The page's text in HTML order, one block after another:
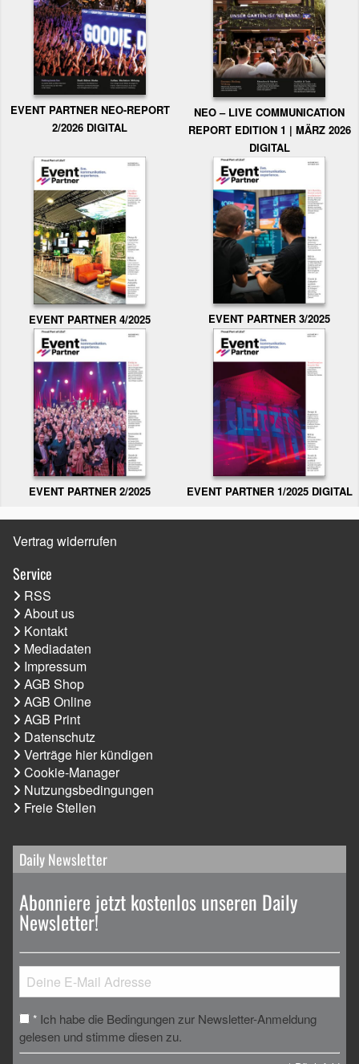
EVENT PARTNER NEO-REPORT
2/2026 DIGITAL
NEO – LIVE COMMUNICATION
REPORT EDITION 1 | MÄRZ 2026
DIGITAL
EVENT PARTNER 4/2025 EVENT PARTNER 3/2025
EVENT PARTNER 2/2025 EVENT PARTNER 1/2025 DIGITAL
Vertrag widerrufen
Service
RSS
About us
Kontakt
Mediadaten
Impressum
AGB Shop
AGB Online
AGB Print
Datenschutz
Verträge hier kündigen
Cookie-Manager
Nutzungsbedingungen
Freie Stellen
Daily Newsletter
Abonniere jetzt kostenlos unseren Daily
Newsletter!
* Ich habe die Bedingungen zur Newsletter-Anmeldung
gelesen und stimme diesen zu.